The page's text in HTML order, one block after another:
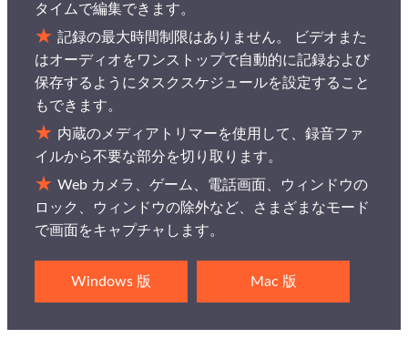
タイムで編集できます。
記録の最大時間制限はありません。 ビデオまた
はオーディオをワンストップで自動的に記録および
保存するようにタスクスケジュールを設定すること
もできます。
内蔵のメディアトリマーを使用して、録音ファ
イルから不要な部分を切り取ります。
Web カメラ、ゲーム、電話画面、ウィンドウの
ロック、ウィンドウの除外など、さまざまなモード
で画面をキャプチャします。
Windows 版 Mac 版